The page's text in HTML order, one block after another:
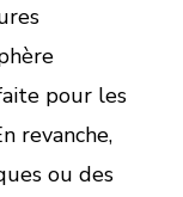
pour les
revanche,
ou des